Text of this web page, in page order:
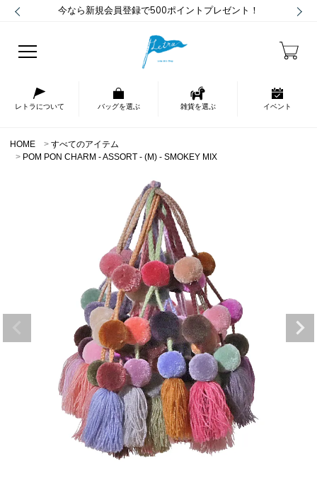
今なら新規会員登録で500ポイントプレゼント！
レトラについて バッグを選ぶ 雑貨を選ぶ イベント
HOME
すべてのアイテム
POM PON CHARM - ASSORT - (M) - SMOKEY MIX